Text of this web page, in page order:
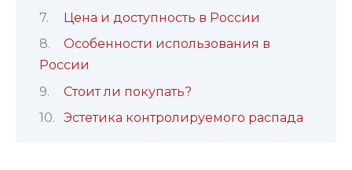
Цена и доступность в России
Особенности использования в
России
Стоит ли покупать?
Эстетика контролируемого распада